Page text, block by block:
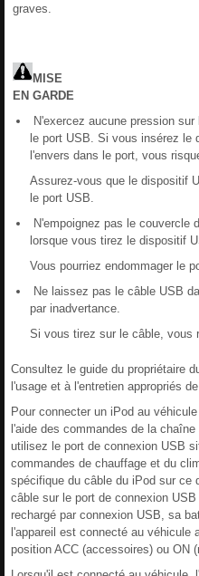
graves.
MISE
EN GARDE
N'exercez aucune pression
le port USB. Si vous insérez le
l'envers dans le port, vous
Assurez-vous que le dispositif
le port USB.
N'empoignez pas le couvercle
lorsque vous tirez le dispositif
Vous pourriez endommager le
Ne laissez pas le câble USB
par inadvertance.
Si vous tirez sur le câble, vous
Consultez le guide du propriétaire
l'usage et à l'entretien appropriés de
Pour connecter un iPod au
l'aide des commandes de la
utilisez le port de connexion USB
commandes de chauffage et du
spécifique du câble du iPod sur ce
câble sur le port de connexion
rechargé par connexion USB, sa
l'appareil est connecté au véhicule
position ACC (accessoires) ou ON